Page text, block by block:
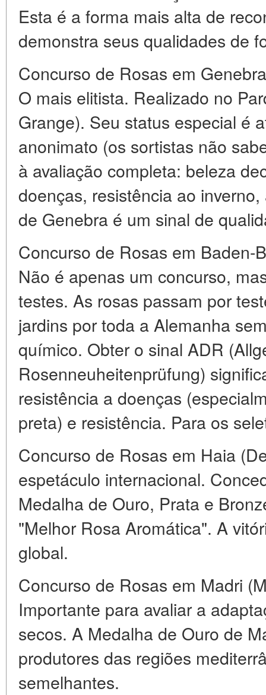
Esta é a forma mais alta de
demonstra seus qualidades de
Concurso de Rosas em
O mais elitista. Realizado no
Grange). Seu status especial é
anonimato (os sortistas não
à avaliação completa: beleza
doenças, resistência ao
de Genebra é um sinal de
Concurso de Rosas em Baden-
Não é apenas um concurso,
testes. As rosas passam por
jardins por toda a Alemanha
químico. Obter o sinal ADR
Rosenneuheitenprüfung)
resistência a doenças
preta) e resistência. Para os
Concurso de Rosas em Haia
espetáculo internacional.
Medalha de Ouro, Prata e
"Melhor Rosa Aromática". A
global.
Concurso de Rosas em Madri
Importante para avaliar a
secos. A Medalha de Ouro de
produtores das regiões
semelhantes.